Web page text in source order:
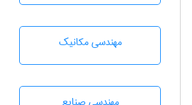
مهندسی مکانیک